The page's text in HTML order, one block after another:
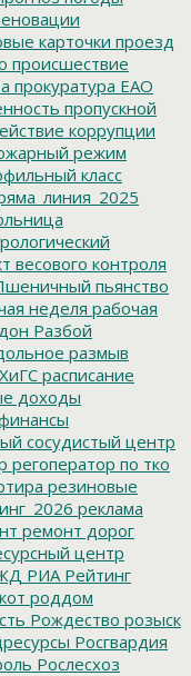
карточки проезд
происшествие
прокуратура ЕАО
пропускной
коррупции
режим
класс
весового контроля
пьянство
неделя рабочая
Разбой
размыв
расписание
доходы
сосудистый центр
регоператор по тко
резиновые
реклама
ремонт дорог
центр
РИА Рейтинг
роддом
Рождество розыск
Росгвардия
Рослесхоз